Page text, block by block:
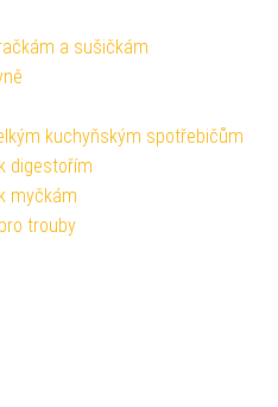
a sušičkám
kuchyňským spotřebičům
digestořím
myčkám
trouby